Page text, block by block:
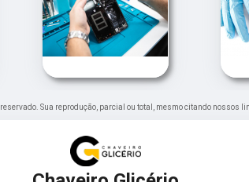
reservado. Sua reprodução, parcial ou total, mesmo citando